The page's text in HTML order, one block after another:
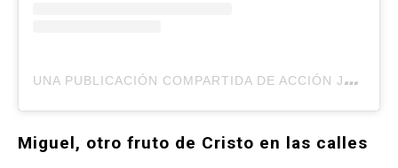
U
NA PUBLICACIÓN COMPARTIDA DE ACCIÓN JOVEN (@ACCION.JOVEN)
Miguel, otro fruto de Cristo en las calles